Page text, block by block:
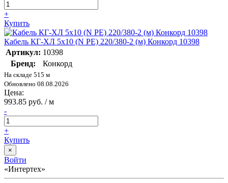
+
Купить
Кабель КГ-ХЛ 5х10 (N PE) 220/380-2 (м) Конкорд 10398
Артикул: 10398
Бренд:
Конкорд
На складе 515 м
Обновлено 08.08.2026
Цена:
993.85 руб. / м
-
+
Купить
×
Войти
«Интертех»